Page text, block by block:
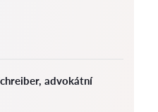
advokátní